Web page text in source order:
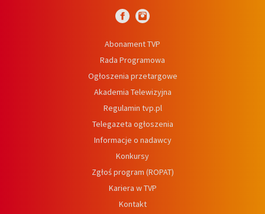
Abonament TVP
Rada Programowa
Ogłoszenia przetargowe
Akademia Telewizyjna
Regulamin tvp.pl
Telegazeta ogłoszenia
Informacje o nadawcy
Konkursy
Zgłoś program (ROPAT)
Kariera w TVP
Kontakt